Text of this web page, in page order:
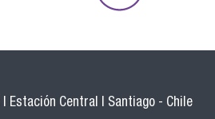
Estación Central | Santiago - Chile